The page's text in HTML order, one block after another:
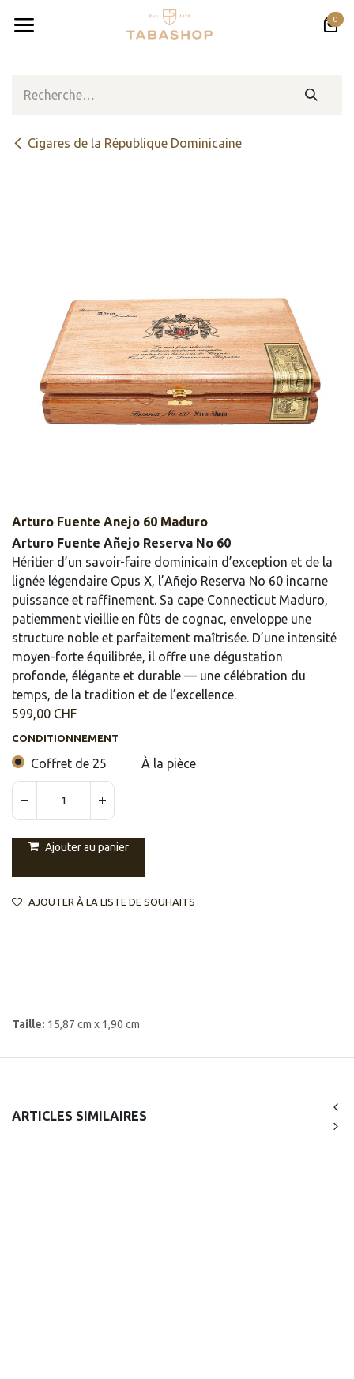
0
Cigares de la République Dominicaine
Arturo Fuente Anejo 60 Maduro
Arturo Fuente Añejo Reserva No 60
Héritier d’un savoir-faire dominicain d’exception et de la
lignée légendaire Opus X, l’Añejo Reserva No 60 incarne
puissance et raffinement. Sa cape Connecticut Maduro,
patiemment vieillie en fûts de cognac, enveloppe une
structure noble et parfaitement maîtrisée. D’une intensité
moyen-forte équilibrée, il offre une dégustation
profonde, élégante et durable — une célébration du
temps, de la tradition et de l’excellence.
599,00 CHF
CONDITIONNEMENT
Coffret de 25 À la pièce
Ajouter au panier
AJOUTER À LA LISTE DE SOUHAITS
Taille: 15,87 cm x 1,90 cm
ARTICLES SIMILAIRES